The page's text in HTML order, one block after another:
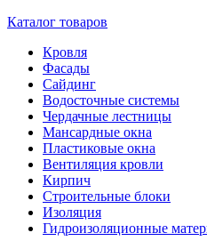
Каталог товаров
Кровля
Фасады
Сайдинг
Водосточные системы
Чердачные лестницы
Мансардные окна
Пластиковые окна
Вентиляция кровли
Кирпич
Строительные блоки
Изоляция
Гидроизоляционные